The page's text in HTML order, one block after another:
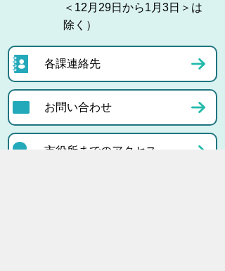
＜12月29日から1月3日＞は
除く）
各課連絡先
お問い合わせ
市役所までのアクセス